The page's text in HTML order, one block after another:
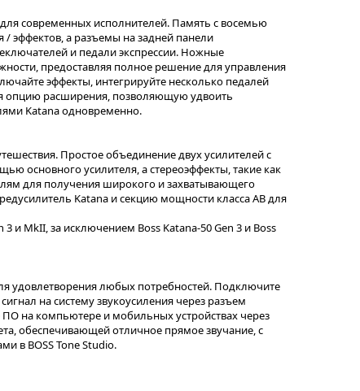
современных исполнителей. Память с восемью
/ эффектов, а разъемы на задней панели
и педали экспрессии. Ножные
предоставляя полное решение для управления
эффекты, интегрируйте несколько педалей
опцию расширения, позволяющую удвоить
Katana одновременно.
Простое объединение двух усилителей с
основного усилителя, а стереоэффекты, такие как
для получения широкого и захватывающего
Katana и секцию мощности класса AB для
и MkII, за исключением Boss Katana-50 Gen 3 и Boss
удовлетворения любых потребностей. Подключите
на систему звукоусиления через разъем
на компьютере и мобильных устройствах через
обеспечивающей отличное прямое звучание, с
в BOSS Tone Studio.